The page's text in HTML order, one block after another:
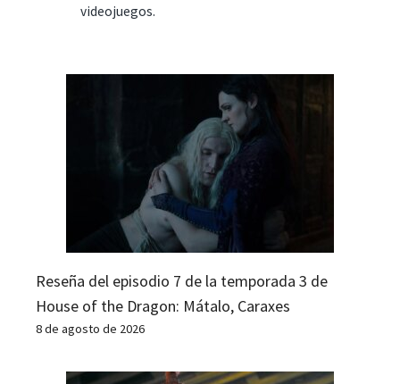
videojuegos.
Reseña del episodio 7 de la temporada 3 de
House of the Dragon: Mátalo, Caraxes
8 de agosto de 2026